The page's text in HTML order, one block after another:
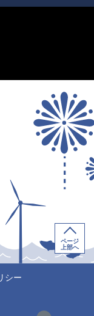
シー
ページ
上部へ